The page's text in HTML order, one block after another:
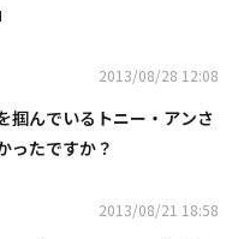
2013/08/28 12:08
掴んでいるトニー・アンさ
ったですか？
2013/08/21 18:58